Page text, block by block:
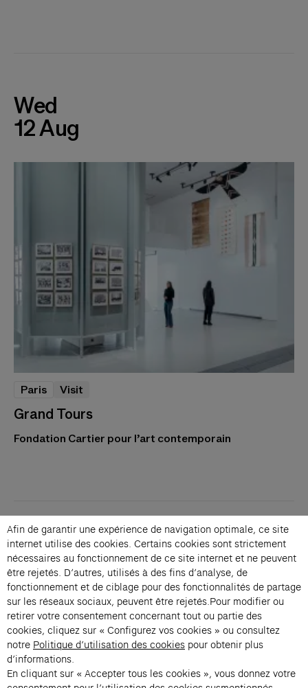
Wed
12 Aug
Grand Tours
Paris Visit
Fondation Cartier pour l’art contemporain
Contacts
Membership
Press
Private events
Change language 
Subscribe to our newsletter
Fondation Cartier uses your email address to send you its newsletter.
Afin de garantir une expérience de navigation optimale, ce site
internet utilise des cookies. Certains cookies sont strictement
nécessaires au fonctionnement de ce site internet et ne peuvent
être rejetés. D’autres, utilisés à des fins d’analyse, de
fonctionnement et de ciblage pour des fonctionnalités de partage
sur les réseaux sociaux, peuvent être rejetés.Pour modifier ou
retirer votre consentement concernant tout ou partie des
cookies, cliquez sur « Configurez vos cookies » ou consultez
notre Politique d’utilisation des cookies pour obtenir plus
d’informations.
En cliquant sur « Accepter tous les cookies », vous donnez votre